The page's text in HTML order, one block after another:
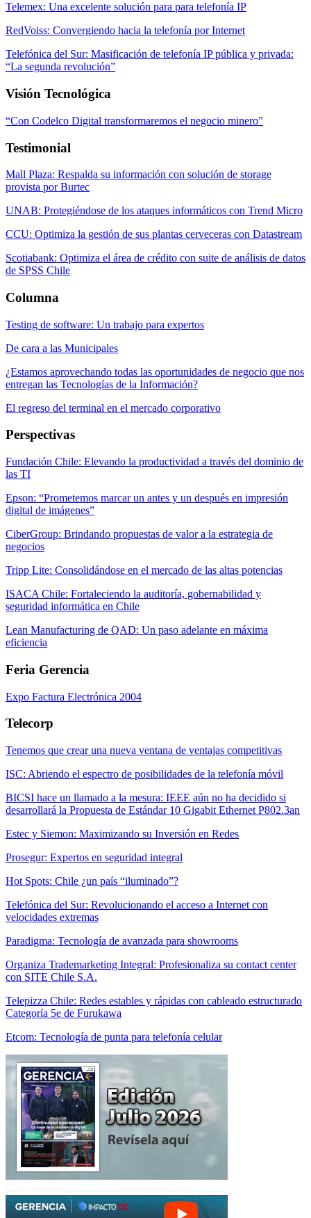
Telemex: Una excelente solución para para telefonía IP
RedVoiss: Convergiendo hacia la telefonía por Internet
Telefónica del Sur: Masificación de telefonía IP pública y privada:
“La segunda revolución”
Visión Tecnológica
“Con Codelco Digital transformaremos el negocio minero”
Testimonial
Mall Plaza: Respalda su información con solución de storage
provista por Burtec
UNAB: Protegiéndose de los ataques informáticos con Trend Micro
CCU: Optimiza la gestión de sus plantas cerveceras con Datastream
Scotiabank: Optimiza el área de crédito con suite de análisis de datos
de SPSS Chile
Columna
Testing de software: Un trabajo para expertos
De cara a las Municipales
¿Estamos aprovechando todas las oportunidades de negocio que nos
entregan las Tecnologías de la Información?
El regreso del terminal en el mercado corporativo
Perspectivas
Fundación Chile: Elevando la productividad a través del dominio de
las TI
Epson: “Prometemos marcar un antes y un después en impresión
digital de imágenes”
CiberGroup: Brindando propuestas de valor a la estrategia de
negocios
Tripp Lite: Consolidándose en el mercado de las altas potencias
ISACA Chile: Fortaleciendo la auditoría, gobernabilidad y
seguridad informática en Chile
Lean Manufacturing de QAD: Un paso adelante en máxima
eficiencia
Feria Gerencia
Expo Factura Electrónica 2004
Telecorp
Tenemos que crear una nueva ventana de ventajas competitivas
ISC: Abriendo el espectro de posibilidades de la telefonía móvil
BICSI hace un llamado a la mesura: IEEE aún no ha decidido si
desarrollará la Propuesta de Estándar 10 Gigabit Ethernet P802.3an
Estec y Siemon: Maximizando su Inversión en Redes
Prosegur: Expertos en seguridad integral
Hot Spots: Chile ¿un país “iluminado”?
Telefónica del Sur: Revolucionando el acceso a Internet con
velocidades extremas
Paradigma: Tecnología de avanzada para showrooms
Organiza Trademarketing Integral: Profesionaliza su contact center
con SITE Chile S.A.
Telepizza Chile: Redes estables y rápidas con cableado estructurado
Categoría 5e de Furukawa
Etcom: Tecnología de punta para telefonía celular